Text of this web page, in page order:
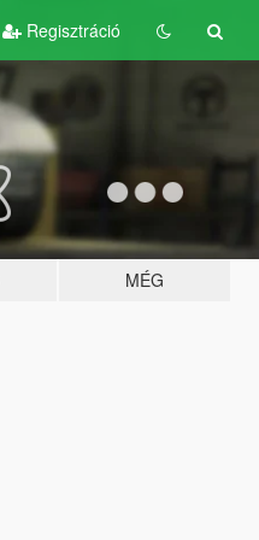
Regisztráció
MÉG